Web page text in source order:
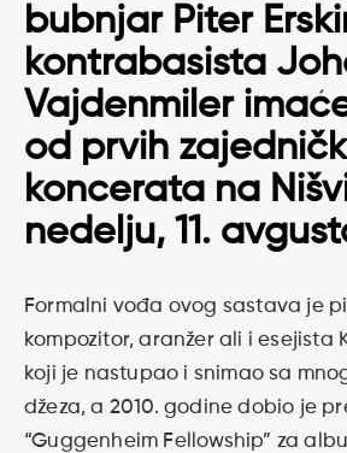
bubnjar Piter
kontrabasista
Vajdenmiler
od prvih
koncerata na
nedelju, 11.
Formalni vođa ovog sastava je
kompozitor, aranžer ali i esejista
koji je nastupao i snimao sa
džeza, a 2010. godine dobio je
“Guggenheim Fellowship” za